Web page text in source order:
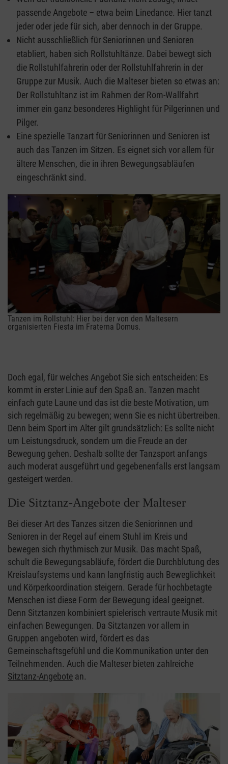
passende Angebote – etwa beim Linedance. Hier tanzt
jeder oder jede für sich, aber dennoch in der Gruppe.
Nicht ausschließlich für Seniorinnen und Senioren
etabliert, haben sich Rollstuhltänze. Dabei bewegt sich
die Rollstuhlfahrerin oder der Rollstuhlfahrerin in der
Gruppe zur Musik. Auch die Malteser bieten so etwas an:
Der Rollstuhltanz ist im Rahmen der Rom-Wallfahrt
immer ein ganz besonderes Highlight für Pilgerinnen und
Pilger.
Eine spezielle Tanzart für Seniorinnen und Senioren ist
auch das Tanzen im Sitzen. Es eignet sich vor allem für
ältere Menschen, die in ihren Bewegungsabläufen
eingeschränkt sind.
Tanzen im Rollstuhl: Hier bei der von den Maltesern
organisierten Fiesta im Fraterna Domus.
Doch egal, für welches Angebot Sie sich entscheiden: Es
kommt in erster Linie auf den Spaß an. Tanzen macht
einfach gute Laune und das ist die beste Motivation, um
sich regelmäßig zu bewegen; wenn Sie es nicht übertreiben.
Denn beim Sport im Alter gilt grundsätzlich: Es sollte nicht
um Leistungsdruck, sondern um die Freude an der
Bewegung gehen. Deshalb sollte der Tanzsport anfangs
auch moderat ausgeführt und gegebenenfalls erst langsam
gesteigert werden.
Die Sitztanz-Angebote der Malteser
Bei dieser Art des Tanzes sitzen die Seniorinnen und
Senioren in der Regel auf einem Stuhl im Kreis und
bewegen sich rhythmisch zur Musik. Das macht Spaß,
schult die Bewegungsabläufe, fördert die Durchblutung des
Kreislaufsystems und kann langfristig auch Beweglichkeit
und Körperkoordination steigern. Gerade für hochbetagte
Menschen ist diese Form der Bewegung ideal geeignet.
Denn Sitztanzen kombiniert spielerisch vertraute Musik mit
einfachen Bewegungen. Da Sitztanzen vor allem in
Gruppen angeboten wird, fördert es das
Gemeinschaftsgefühl und die Kommunikation unter den
Teilnehmenden. Auch die Malteser bieten zahlreiche
Sitztanz-Angebote an.